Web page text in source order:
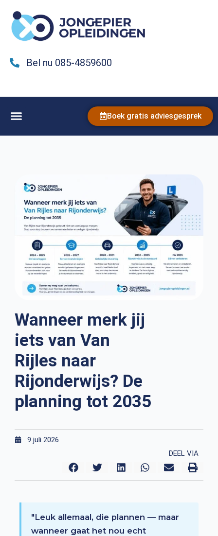
Bel nu 085-4859600
Boek gratis adviesgesprek
Wanneer merk jij
iets van Van
Rijles naar
Rijonderwijs? De
planning tot 2035
9 juli 2026
DEEL VIA
"Leuk allemaal, die plannen — maar
wanneer gaat het nou echt